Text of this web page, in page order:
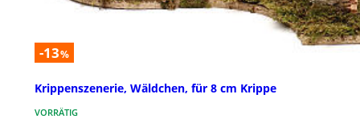
-13%
Krippenszenerie, Wäldchen, für 8 cm Krippe
VORRÄTIG